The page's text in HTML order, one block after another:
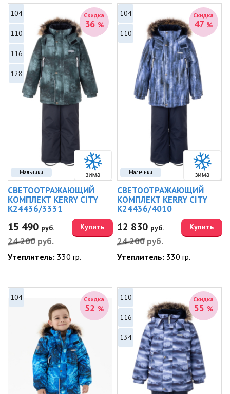
Мальчики
Скидка
36 %
104
110
116
128
СВЕТООТРАЖАЮЩИЙ
КОМПЛЕКТ KERRY CITY
K24436/3331
15 490 руб.
24 200 руб.
Купить
Утеплитель: 330 гр.
Мальчики
Скидка
47 %
104
110
СВЕТООТРАЖАЮЩИЙ
КОМПЛЕКТ KERRY CITY
K24436/4010
12 830 руб.
24 200 руб.
Купить
Утеплитель: 330 гр.
Скидка
52 %
104 Скидка
55 %
110
116
134